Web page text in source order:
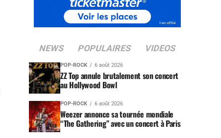
NEWS POPULAIRES VIDEOS
POP-ROCK 6 août 2026
ZZ Top annule brutalement son concert
au Hollywood Bowl
POP-ROCK 6 août 2026
Weezer annonce sa tournée mondiale
“The Gathering” avec un concert à Paris